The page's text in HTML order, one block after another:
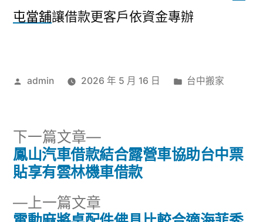
屯當舖讓借款更客戶依資金專辦
作
admin 2026 年 5 月 16 日
分
台中搬家
文
上一篇文章
下一篇文章
下
一
篇
鳳山汽車借款結合露營車協助台中票
貼享有雲林機車借款